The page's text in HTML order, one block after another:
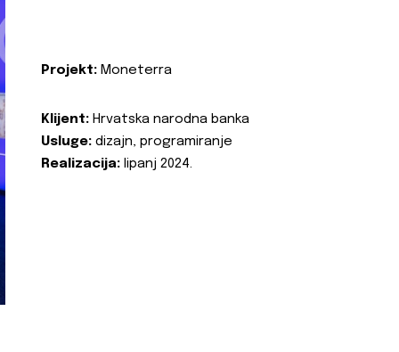
Projekt: Moneterra
Klijent: Hrvatska narodna banka
Usluge: dizajn, programiranje
Realizacija: lipanj 2024.